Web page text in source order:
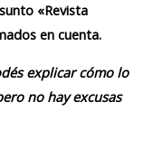
«Revista
en cuenta.
explicar cómo lo
no hay excusas